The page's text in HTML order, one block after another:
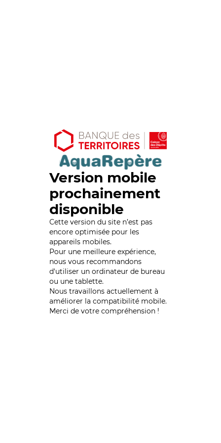
Version mobile
prochainement
disponible
Cette version du site n’est pas
encore optimisée pour les
appareils mobiles.
Pour une meilleure expérience,
nous vous recommandons
d'utiliser un ordinateur de bureau
ou une tablette.
Nous travaillons actuellement à
améliorer la compatibilité mobile.
Merci de votre compréhension !